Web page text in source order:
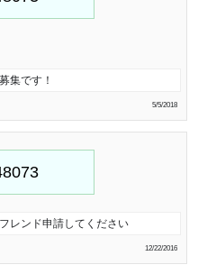
集です！
5/5/2018
レンド申請してください
12/22/2016